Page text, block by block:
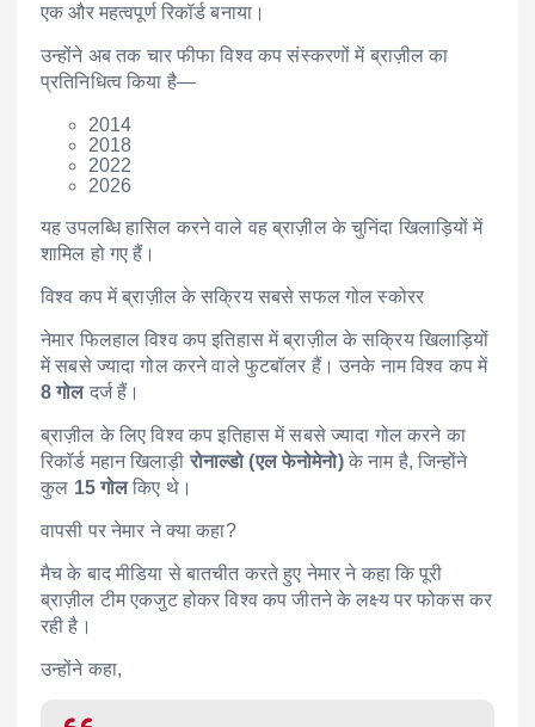
एक और महत्वपूर्ण रिकॉर्ड बनाया।
उन्होंने अब तक चार फीफा विश्व कप संस्करणों में ब्राज़ील का
प्रतिनिधित्व किया है—
2014
2018
2022
2026
यह उपलब्धि हासिल करने वाले वह ब्राज़ील के चुनिंदा खिलाड़ियों में
शामिल हो गए हैं।
विश्व कप में ब्राज़ील के सक्रिय सबसे सफल गोल स्कोरर
नेमार फिलहाल विश्व कप इतिहास में ब्राज़ील के सक्रिय खिलाड़ियों
में सबसे ज्यादा गोल करने वाले फुटबॉलर हैं। उनके नाम विश्व कप में
8 गोलदर्ज हैं।
ब्राज़ील के लिए विश्व कप इतिहास में सबसे ज्यादा गोल करने का
रिकॉर्ड महान खिलाड़ीरोनाल्डो (एल फेनोमेनो)के नाम है, जिन्होंने
कुल 15 गोलकिए थे।
वापसी पर नेमार ने क्या कहा?
मैच के बाद मीडिया से बातचीत करते हुए नेमार ने कहा कि पूरी
ब्राज़ील टीम एकजुट होकर विश्व कप जीतने के लक्ष्य पर फोकस कर
रही है।
उन्होंने कहा,